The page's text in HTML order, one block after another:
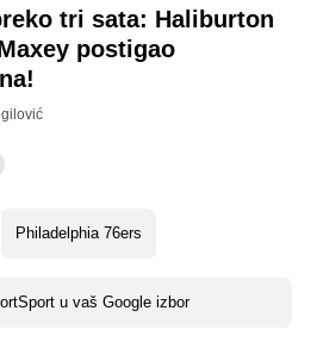
tri sata: Haliburton
postigao
Philadelphia 76ers
u vaš Google izbor